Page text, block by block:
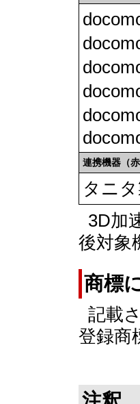
連携機器（
タニ
3D加
後対象
商標
記載
登録商